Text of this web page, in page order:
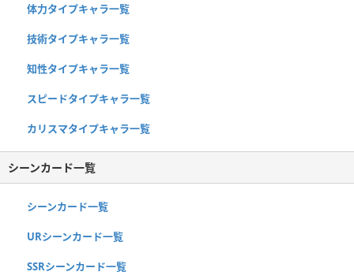
体力タイプキャラ一覧
技術タイプキャラ一覧
知性タイプキャラ一覧
スピードタイプキャラ一覧
カリスマタイプキャラ一覧
シーンカード一覧
シーンカード一覧
URシーンカード一覧
SSRシーンカード一覧